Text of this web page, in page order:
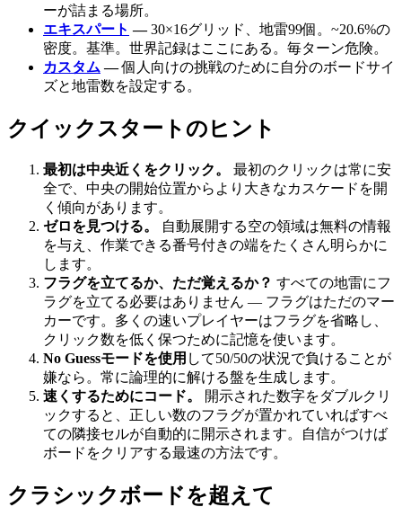
ーが詰まる場所。
エキスパート —30×16グリッド、地雷99個。~20.6%の
密度。基準。世界記録はここにある。毎ターン危険。
カスタム —個人向けの挑戦のために自分のボードサイ
ズと地雷数を設定する。
クイックスタートのヒント
最初は中央近くをクリック。
最初のクリックは常に安
全で、中央の開始位置からより大きなカスケードを開
く傾向があります。
ゼロを見つける。
自動展開する空の領域は無料の情報
を与え、作業できる番号付きの端をたくさん明らかに
します。
フラグを立てるか、ただ覚えるか？ すべての地雷にフ
ラグを立てる必要はありません — フラグはただのマー
カーです。多くの速いプレイヤーはフラグを省略し、
クリック数を低く保つために記憶を使います。
No Guessモードを使用 して50/50の状況で負けることが
嫌なら。常に論理的に解ける盤を生成します。
速くするためにコード。
開示された数字をダブルクリ
ックすると、正しい数のフラグが置かれていればすべ
ての隣接セルが自動的に開示されます。自信がつけば
ボードをクリアする最速の方法です。
クラシックボードを超えて